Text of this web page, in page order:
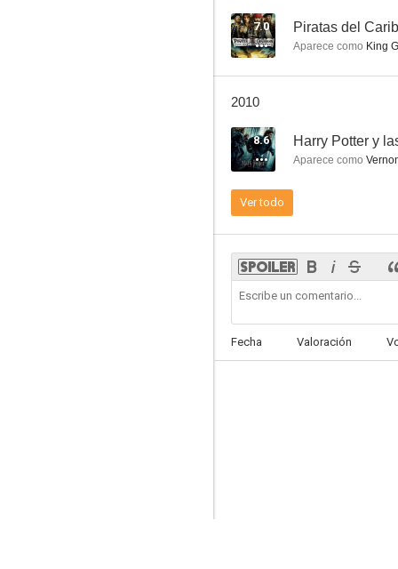
5.9
9.0
7.0
Aparece como King
2010
8.6
Aparece como
Ver todo
Fecha Valoración